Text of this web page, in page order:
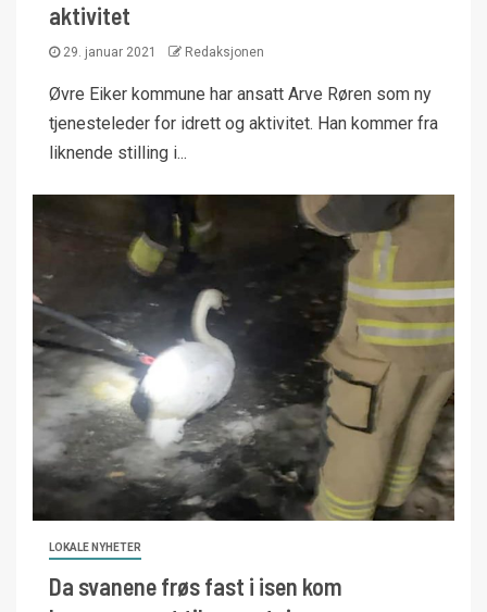
aktivitet
29. januar 2021 Redaksjonen
Øvre Eiker kommune har ansatt Arve Røren som ny
tjenesteleder for idrett og aktivitet. Han kommer fra
liknende stilling i...
LOKALE NYHETER
Da svanene frøs fast i isen kom